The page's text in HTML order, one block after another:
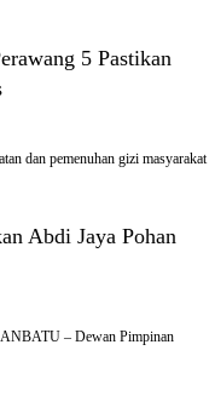
5 Pastikan
dan pemenuhan gizi masyarakat
Abdi Jaya Pohan
– Dewan Pimpinan